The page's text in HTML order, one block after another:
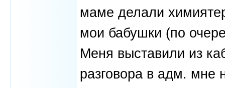
маме делали
мои бабушки (по
Меня выставили из
разговора в адм. мне